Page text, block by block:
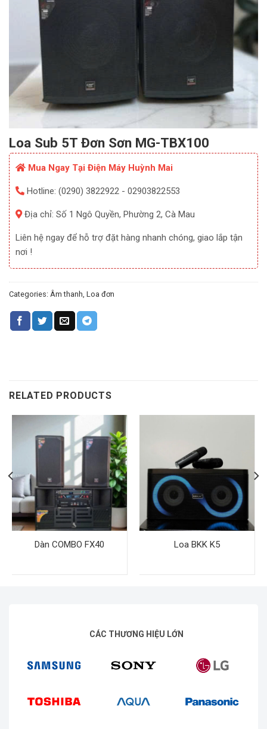
Loa Sub 5T Đơn Sơn MG-TBX100
Mua Ngay Tại Điện Máy Huỳnh Mai
Hotline: (0290) 3822922 - 02903822553
Địa chỉ: Số 1 Ngô Quyền, Phường 2, Cà Mau
Liên hệ ngay để hỗ trợ đặt hàng nhanh chóng, giao lắp tận
nơi !
Categories: Âm thanh, Loa đơn
RELATED PRODUCTS
Dàn COMBO FX40 Loa BKK K5
CÁC THƯƠNG HIỆU LỚN